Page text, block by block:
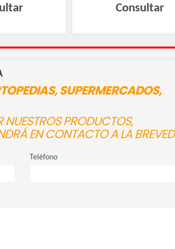
Consultar
SUPERMERCADOS,
NUESTROS PRODUCTOS,
EN CONTACTO A LA
Teléfono